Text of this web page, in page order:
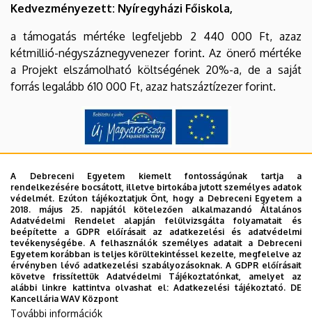
Kedvezményezett: Nyíregyházi Főiskola,
a támogatás mértéke legfeljebb 2 440 000 Ft, azaz
kétmillió-négyszáznegyvenezer forint. Az önerő mértéke
a Projekt elszámolható költségének 20%-a, de a saját
forrás legalább 610 000 Ft, azaz hatszáztízezer forint.
Projektmenedzsment
Konzorciumi tagok
Tananyagok
Tananyagfejlesztők
Nyilvánosság
A Debreceni Egyetem kiemelt fontosságúnak tartja a
rendelkezésére bocsátott, illetve birtokába jutott személyes adatok
védelmét. Ezúton tájékoztatjuk Önt, hogy a Debreceni Egyetem a
2018. május 25. napjától kötelezően alkalmazandó Általános
Adatvédelmi Rendelet alapján felülvizsgálta folyamatait és
beépítette a GDPR előírásait az adatkezelési és adatvédelmi
tevékenységébe. A felhasználók személyes adatait a Debreceni
Egyetem korábban is teljes körültekintéssel kezelte, megfelelve az
érvényben lévő adatkezelési szabályozásoknak. A GDPR előírásait
követve frissítettük Adatvédelmi Tájékoztatónkat, amelyet az
alábbi linkre kattintva olvashat el:Adatkezelési tájékoztató. DE
Kancellária WAV Központ
További információk